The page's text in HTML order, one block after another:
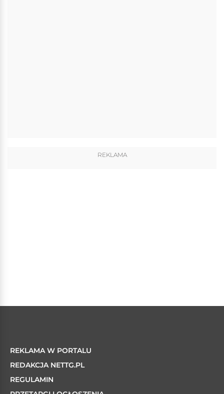
REKLAMA
REKLAMA W PORTALU
REDAKCJA NETTG.PL
REGULAMIN